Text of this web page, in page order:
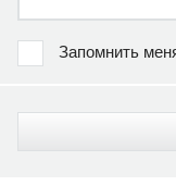
Запомнить